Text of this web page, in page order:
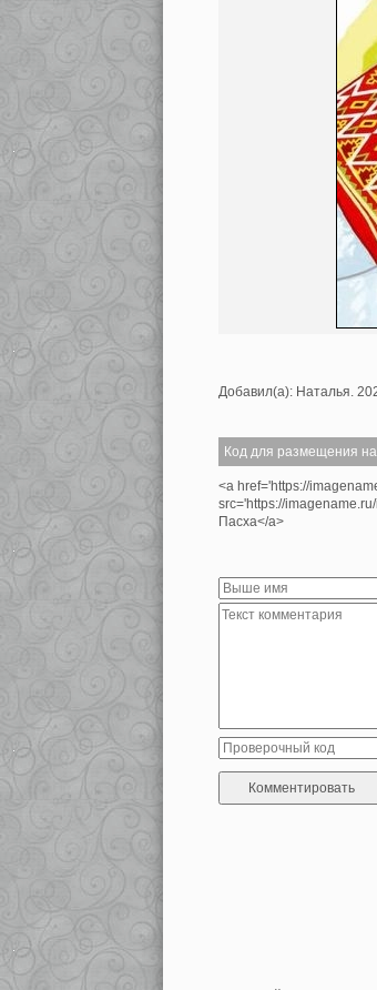
Добавил(а): Наталья.
Код для размещения на
<a href='https://
src='https://
Пасха</a>